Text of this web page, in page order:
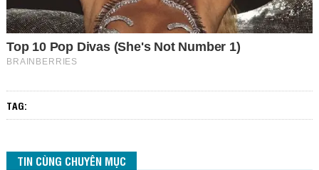
TAG:
TIN CÙNG CHUYÊN MỤC